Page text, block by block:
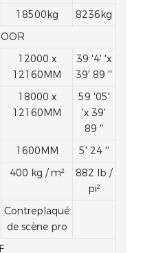
18500kg
8236kg
12000 x
12160MM
39 '4' 'x
39' 89 ''
18000 x
12160MM
59 '05'
'x 39'
89 ''
1600MM
5' 24 ''
400 kg / m²
882 lb /
pi²
Contreplaqué
de scène pro